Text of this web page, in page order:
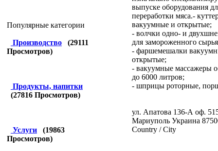
Популярные категории
Производство (29111
Просмотров)
Продукты, напитки
(27816 Просмотров)
Услуги (19863
Просмотров)
выпуске оборудования
переработки мяса.-
вакуумные и открытые;
- волчки одно- и
для замороженного
- фаршемешалки
открытые;
- вакуумные массажеры
до 6000 литров;
- шприцы роторные,
ул. Апатова 136-А оф.
Мариуполь Украина
Country / City